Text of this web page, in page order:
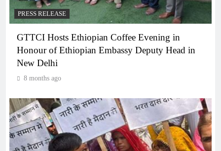
PRESS RELEASE
GTTCI Hosts Ethiopian Coffee Evening in
Honour of Ethiopian Embassy Deputy Head in
New Delhi
8 months ago